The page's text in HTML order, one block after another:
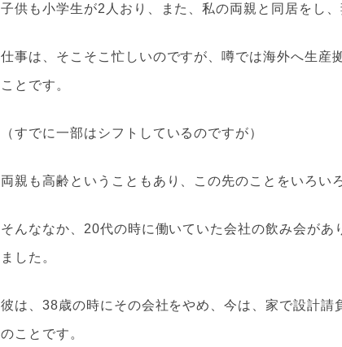
子供も小学生が2人おり、また、私の両親と同居をし
仕事は、そこそこ忙しいのですが、噂では海外へ生産
ことです。
（すでに一部はシフトしているのですが）
両親も高齢ということもあり、この先のことをいろい
そんななか、20代の時に働いていた会社の飲み会があ
ました。
彼は、38歳の時にその会社をやめ、今は、家で設計請
のことです。